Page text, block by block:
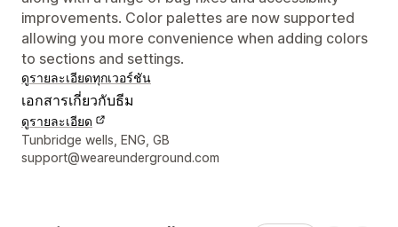
improvements. Color palettes are now supported
allowing you more convenience when adding colors
to sections and settings.
ดูรายละเอียดทุกเวอร์ชัน
เอกสารเกี่ยวกับธีม
ดูรายละเอียด
รายละเอียดการติดต่อผู้ออกแบบ
Tunbridge wells, ENG, GB
support@weareunderground.com